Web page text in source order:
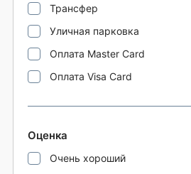
Трансфер
Уличная парковка
Оплата Master Card
Оплата Visa Card
Оценка
Очень хороший